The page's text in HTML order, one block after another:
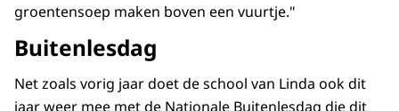
groentensoep maken boven een vuurtje."
Buitenlesdag
Net zoals vorig jaar doet de school van Linda ook dit
jaar weer mee met de Nationale Buitenlesdag die dit